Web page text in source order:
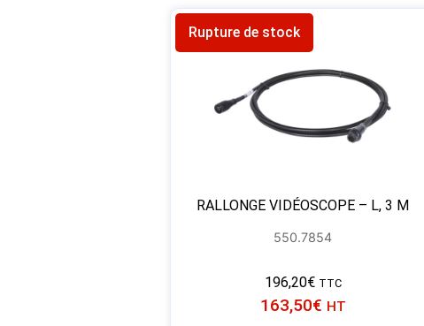
Rupture de stock
RALLONGE VIDÉOSCOPE – L, 3 M
550.7854
196,20€ TTC
163,50€ HT